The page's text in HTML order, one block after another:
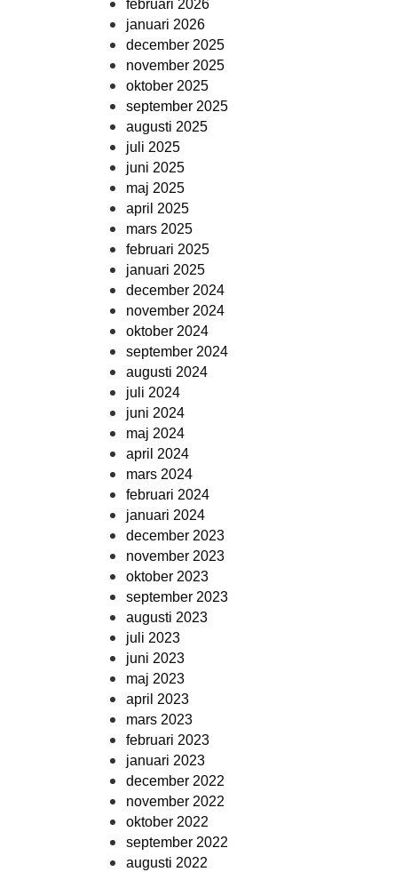
februari 2026
januari 2026
december 2025
november 2025
oktober 2025
september 2025
augusti 2025
juli 2025
juni 2025
maj 2025
april 2025
mars 2025
februari 2025
januari 2025
december 2024
november 2024
oktober 2024
september 2024
augusti 2024
juli 2024
juni 2024
maj 2024
april 2024
mars 2024
februari 2024
januari 2024
december 2023
november 2023
oktober 2023
september 2023
augusti 2023
juli 2023
juni 2023
maj 2023
april 2023
mars 2023
februari 2023
januari 2023
december 2022
november 2022
oktober 2022
september 2022
augusti 2022